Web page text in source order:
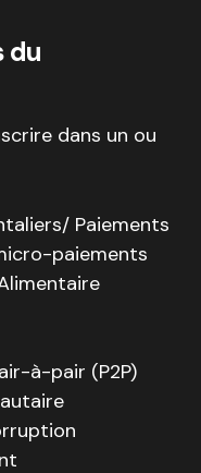
du
dans un ou
Paiements
paiements
à-pair (P2P)